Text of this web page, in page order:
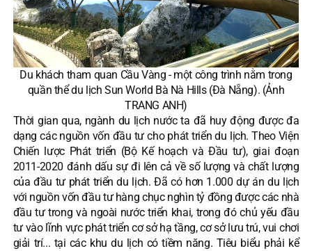
Du khách tham quan Cầu Vàng - một công trình nằm trong
quần thể du lịch Sun World Bà Nà Hills (Đà Nẵng). (Ảnh
TRANG ANH)
Thời gian qua, ngành du lịch nước ta đã huy động được đa
dạng các nguồn vốn đầu tư cho phát triển du lịch. Theo Viện
Chiến lược Phát triển (Bộ Kế hoạch và Đầu tư), giai đoạn
2011-2020 đánh dấu sự đi lên cả về số lượng và chất lượng
của đầu tư phát triển du lịch. Đã có hơn 1.000 dự án du lịch
với nguồn vốn đầu tư hàng chục nghìn tỷ đồng được các nhà
đầu tư trong và ngoài nước triển khai, trong đó chủ yếu đầu
tư vào lĩnh vực phát triển cơ sở hạ tầng, cơ sở lưu trú, vui chơi
giải trí... tại các khu du lịch có tiềm năng. Tiêu biểu phải kể